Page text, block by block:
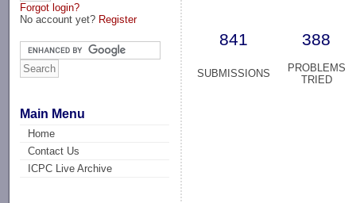
Forgot login?
No account yet? Register
Main Menu
Home
Contact Us
ICPC Live Archive
841 388
SUBMISSIONS
PROBLEMS
TRIED